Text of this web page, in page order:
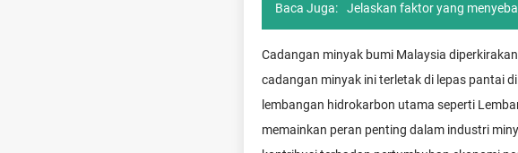
Baca Juga: Jelaskan faktor yang
Cadangan minyak bumi Malaysia
cadangan minyak ini terletak di lepas pantai
lembangan hidrokarbon utama seperti
memainkan peran penting dalam industri